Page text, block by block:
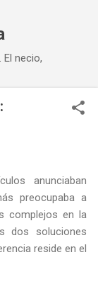
necio,
anunciaban
preocupaba a
complejos en la
dos soluciones
reside en el